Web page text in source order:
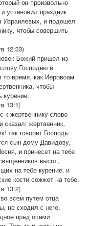
он произвольно
установил праздник
Израилевых, и подошел
чтобы совершить
12:33)
Божий пришел из
Господню в
время, как Иеровоам
чтобы
курение.
13:1)
к жертвеннику слово
сказал: жертвенник,
так говорит Господь:
сын дому Давидову,
и принесет на тебе
высот,
на тебе курение, и
кости сожжет на тебе.
13:2)
всем путем отца
не сходил с него,
пред очами